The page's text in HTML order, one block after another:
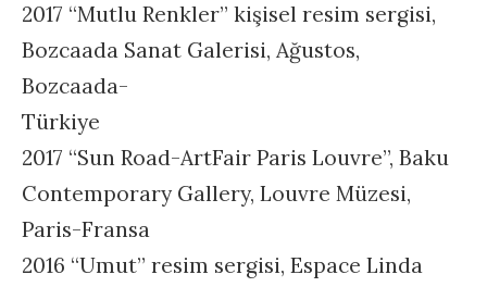
2017 “Mutlu Renkler” kişisel resim sergisi,
Bozcaada Sanat Galerisi, Ağustos,
Bozcaada-
Türkiye
2017 “Sun Road-ArtFair Paris Louvre”, Baku
Contemporary Gallery, Louvre Müzesi,
Paris-Fransa
2016 “Umut” resim sergisi, Espace Linda